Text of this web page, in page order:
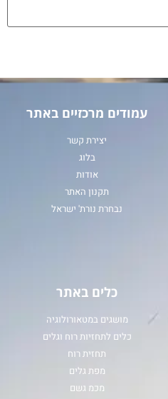
עמודים מרכזיים באתר
יצירת קשר
בלוג
אודות
תקנון האתר
נבחרת נורת' ישראל
כלים באתר
מושגים במטאורולוגיה
כלים לתחזיות רוח וגלים
תחזית רוח
מפת גלים
מכמ גשם